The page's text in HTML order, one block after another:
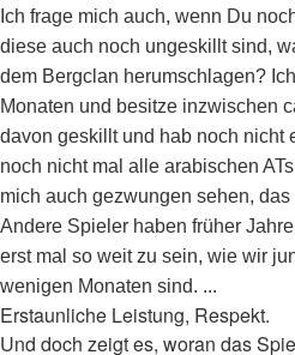
Ich frage mich auch, wenn Du
diese auch noch ungeskillt sind,
dem Bergclan herumschlagen?
Monaten und besitze inzwischen
davon geskillt und hab noch nicht
noch nicht mal alle arabischen
mich auch gezwungen sehen,
Andere Spieler haben früher
erst mal so weit zu sein, wie wir
wenigen Monaten sind. ...
Erstaunliche Leistung, Respekt.
Und doch zeigt es, woran das